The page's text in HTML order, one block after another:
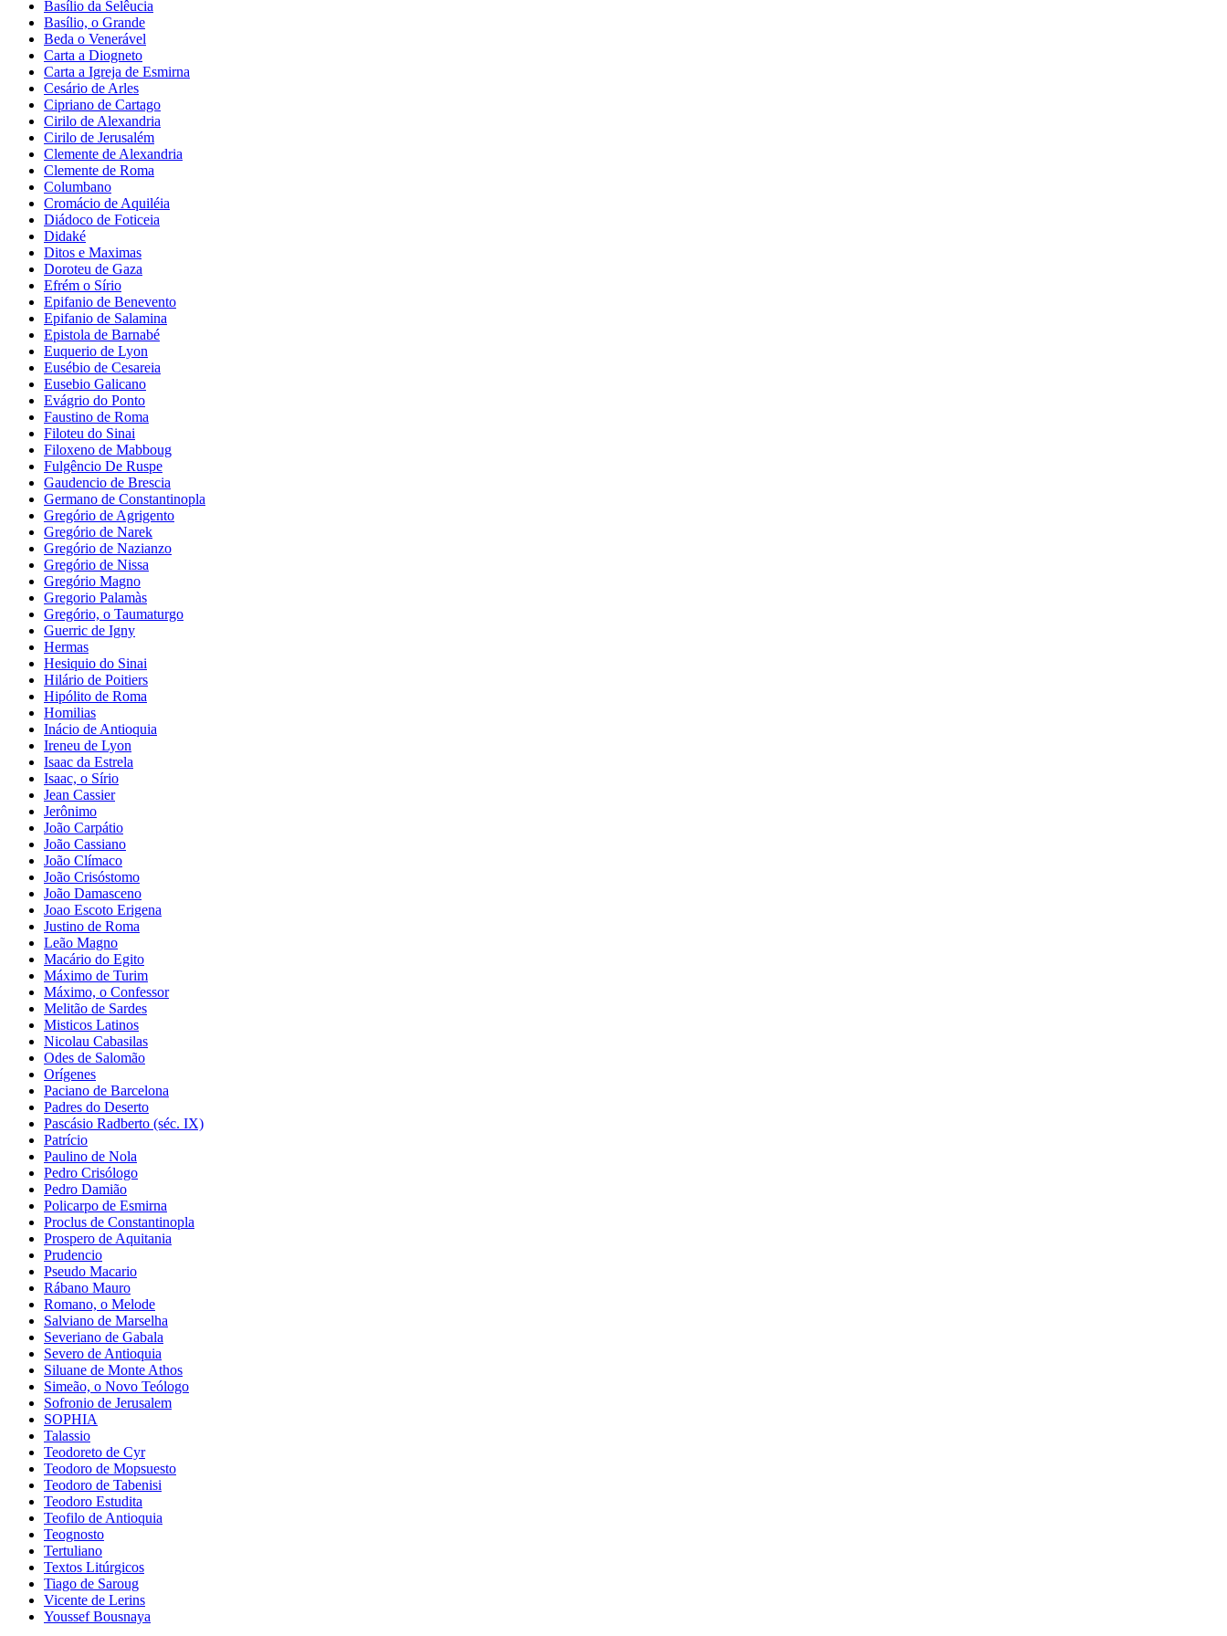
Basílio da Selêucia
Basílio, o Grande
Beda o Venerável
Carta a Diogneto
Carta a Igreja de Esmirna
Cesário de Arles
Cipriano de Cartago
Cirilo de Alexandria
Cirilo de Jerusalém
Clemente de Alexandria
Clemente de Roma
Columbano
Cromácio de Aquiléia
Diádoco de Foticeia
Didaké
Ditos e Maximas
Doroteu de Gaza
Efrém o Sírio
Epifanio de Benevento
Epifanio de Salamina
Epistola de Barnabé
Euquerio de Lyon
Eusébio de Cesareia
Eusebio Galicano
Evágrio do Ponto
Faustino de Roma
Filoteu do Sinai
Filoxeno de Mabboug
Fulgêncio De Ruspe
Gaudencio de Brescia
Germano de Constantinopla
Gregório de Agrigento
Gregório de Narek
Gregório de Nazianzo
Gregório de Nissa
Gregório Magno
Gregorio Palamàs
Gregório, o Taumaturgo
Guerric de Igny
Hermas
Hesiquio do Sinai
Hilário de Poitiers
Hipólito de Roma
Homilias
Inácio de Antioquia
Ireneu de Lyon
Isaac da Estrela
Isaac, o Sírio
Jean Cassier
Jerônimo
João Carpátio
João Cassiano
João Clímaco
João Crisóstomo
João Damasceno
Joao Escoto Erigena
Justino de Roma
Leão Magno
Macário do Egito
Máximo de Turim
Máximo, o Confessor
Melitão de Sardes
Misticos Latinos
Nicolau Cabasilas
Odes de Salomão
Orígenes
Paciano de Barcelona
Padres do Deserto
Pascásio Radberto (séc. IX)
Patrício
Paulino de Nola
Pedro Crisólogo
Pedro Damião
Policarpo de Esmirna
Proclus de Constantinopla
Prospero de Aquitania
Prudencio
Pseudo Macario
Rábano Mauro
Romano, o Melode
Salviano de Marselha
Severiano de Gabala
Severo de Antioquia
Siluane de Monte Athos
Simeão, o Novo Teólogo
Sofronio de Jerusalem
SOPHIA
Talassio
Teodoreto de Cyr
Teodoro de Mopsuesto
Teodoro de Tabenisi
Teodoro Estudita
Teofilo de Antioquia
Teognosto
Tertuliano
Textos Litúrgicos
Tiago de Saroug
Vicente de Lerins
Youssef Bousnaya